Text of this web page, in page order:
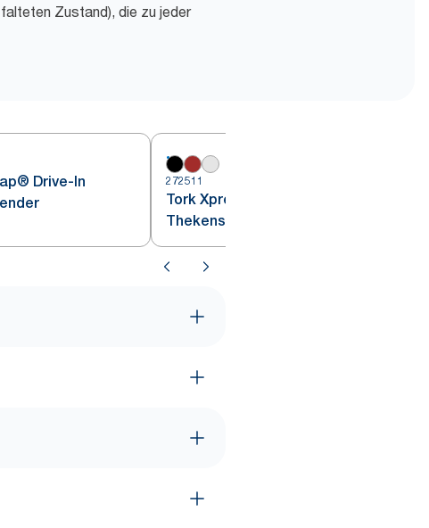
Zustand), die zu jeder
Drive-In
272511
Tork Xpressnap®
Thekenspender